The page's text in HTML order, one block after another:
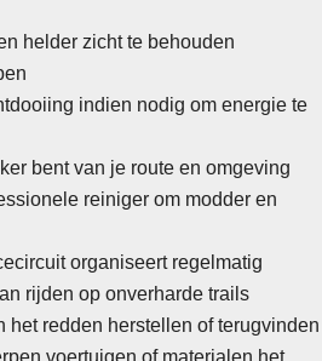
helder zicht te behouden
indien nodig om energie te
bent van je route en omgeving
reiniger om modder en
organiseert regelmatig
rijden op onverharde trails
het redden herstellen of terugvinden